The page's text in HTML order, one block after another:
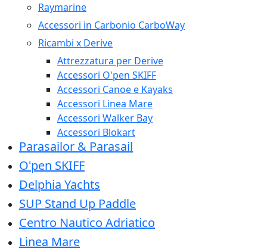
Raymarine
Accessori in Carbonio CarboWay
Ricambi x Derive
Attrezzatura per Derive
Accessori O'pen SKIFF
Accessori Canoe e Kayaks
Accessori Linea Mare
Accessori Walker Bay
Accessori Blokart
Parasailor & Parasail
O'pen SKIFF
Delphia Yachts
SUP Stand Up Paddle
Centro Nautico Adriatico
Linea Mare